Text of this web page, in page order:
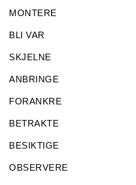
MONTERE
BLI VAR
SKJELNE
ANBRINGE
FORANKRE
BETRAKTE
BESIKTIGE
OBSERVERE